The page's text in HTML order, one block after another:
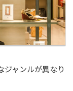
ジャンルが異なり